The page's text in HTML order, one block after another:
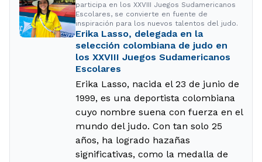
participa en los XXVIII Juegos Sudamericanos
Escolares, se convierte en fuente de
inspiración para los nuevos talentos del judo.
Erika Lasso, delegada en la
selección colombiana de judo en
los XXVIII Juegos Sudamericanos
Escolares
Erika Lasso, nacida el 23 de junio de
1999, es una deportista colombiana
cuyo nombre suena con fuerza en el
mundo del judo. Con tan solo 25
años, ha logrado hazañas
significativas, como la medalla de